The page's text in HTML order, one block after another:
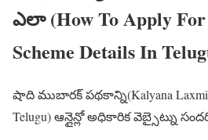
ఎలా (How To Apply
Scheme Details In
షాది ముబారక్ పథకాన్ని(Kalyana Laxmi
Telugu) ఆన్లైన్లో అధికారిక వెబ్సైట్ను